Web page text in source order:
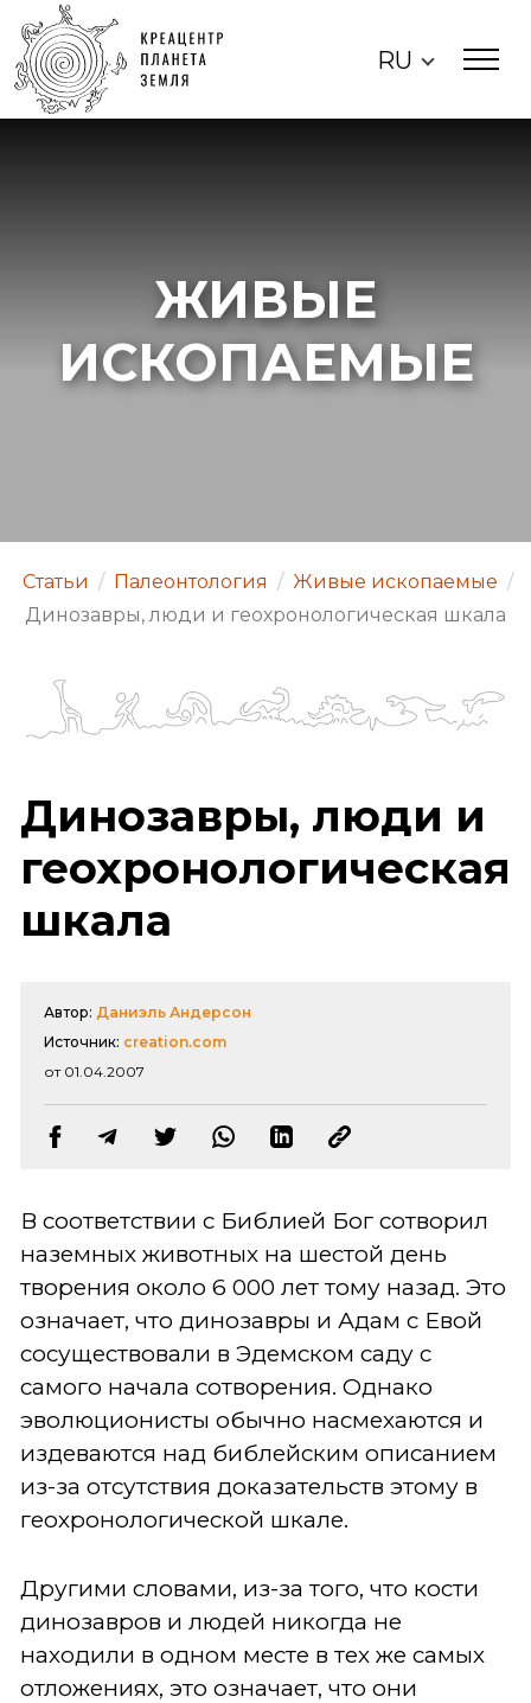
RU
ЖИВЫЕ
ИСКОПАЕМЫЕ
Статьи / Палеонтология / Живые ископаемые /
Динозавры, люди и геохронологическая шкала
Динозавры, люди и
геохронологическая
шкала
Автор: Даниэль Андерсон
Источник: creation.com
от 01.04.2007
В соответствии с Библией Бог сотворил
наземных животных на шестой день
творения около 6 000 лет тому назад. Это
означает, что динозавры и Адам с Евой
сосуществовали в Эдемском саду с
самого начала сотворения. Однако
эволюционисты обычно насмехаются и
издеваются над библейским описанием
из-за отсутствия доказательств этому в
геохронологической шкале.
Другими словами, из-за того, что кости
динозавров и людей никогда не
находили в одном месте в тех же самых
отложениях, это означает, что они